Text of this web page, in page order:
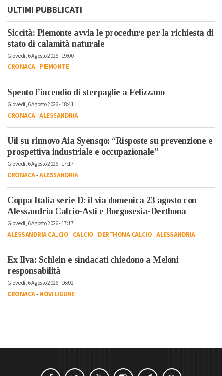
ULTIMI PUBBLICATI
Siccità: Piemonte avvia le procedure per la richiesta di
stato di calamità naturale
Giovedì, 6 Agosto 2026 - 19:00
CRONACA-PIEMONTE
Spento l’incendio di sterpaglie a Felizzano
Giovedì, 6 Agosto 2026 - 18:41
CRONACA-ALESSANDRIA
Uil su rinnovo Aia Syensqo: “Risposte su prevenzione e
prospettiva industriale e occupazionale”
Giovedì, 6 Agosto 2026 - 17:17
CRONACA-ALESSANDRIA
Coppa Italia serie D: il via domenica 23 agosto con
Alessandria Calcio-Asti e Borgosesia-Derthona
Giovedì, 6 Agosto 2026 - 17:17
ALESSANDRIA CALCIO-CALCIO-DERTHONA CALCIO-ALESSANDRIA
Ex Ilva: Schlein e sindacati chiedono a Meloni
responsabilità
Giovedì, 6 Agosto 2026 - 16:02
CRONACA-NOVI LIGURE